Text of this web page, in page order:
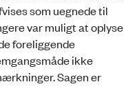
som uegnede til
var muligt at oplyse
foreliggende
ikke
Sagen er